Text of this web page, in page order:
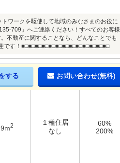
ワークを駆使して地域のみなさまのお役に
709」へご連絡ください！すべてのお客様
不動産に関することなら、どんなことでも
です！■□■□■□■□■□■□■□■□■□■□■□■□■□
する お問い合わせ(無料)
2
１種住居
なし
60%
200%